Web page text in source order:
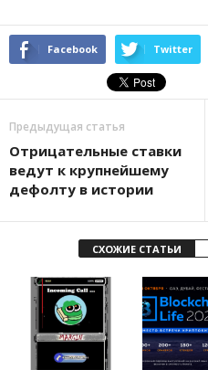
Facebook Twitter
Предыдущая статья
Отрицательные ставки
ведут к крупнейшему
дефолту в истории
СХОЖИЕ СТАТЬИ